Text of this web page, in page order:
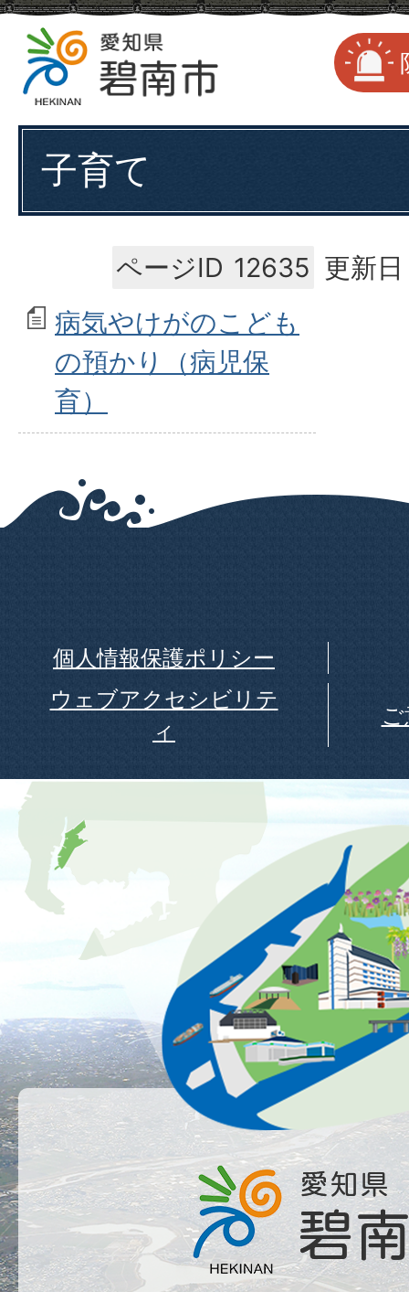
子育て
ページID 12635 更新
病気やけがのこども
の預かり（病児保
育）
個人情報保護ポリシー
ウェブアクセシビリテ
ィ